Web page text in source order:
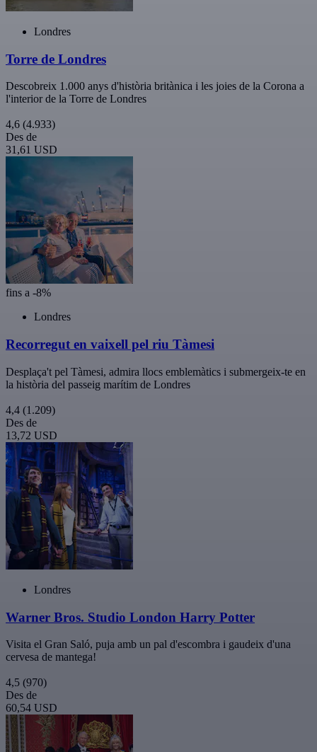
Londres
Torre de Londres
Descobreix 1.000 anys d'història britànica i les joies de la Corona a
l'interior de la Torre de Londres
4,6 (4.933)
Des de
31,61 USD
fins a -8%
Londres
Recorregut en vaixell pel riu Tàmesi
Desplaça't pel Tàmesi, admira llocs emblemàtics i submergeix-te en
la història del passeig marítim de Londres
4,4 (1.209)
Des de
13,72 USD
Londres
Warner Bros. Studio London Harry Potter
Visita el Gran Saló, puja amb un pal d'escombra i gaudeix d'una
cervesa de mantega!
4,5 (970)
Des de
60,54 USD